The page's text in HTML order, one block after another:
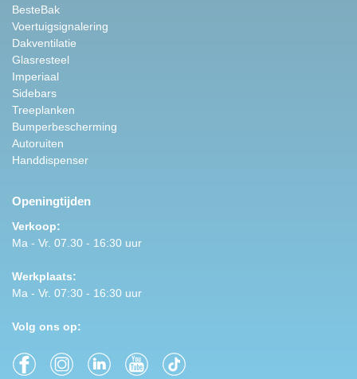
BesteBak
Voertuigsignalering
Dakventilatie
Glasresteel
Imperiaal
Sidebars
Treeplanken
Bumperbescherming
Autoruiten
Handdispenser
Openingtijden
Verkoop:
Ma - Vr. 07.30 - 16:30 uur
Werkplaats:
Ma - Vr. 07:30 - 16:30 uur
Volg ons op: